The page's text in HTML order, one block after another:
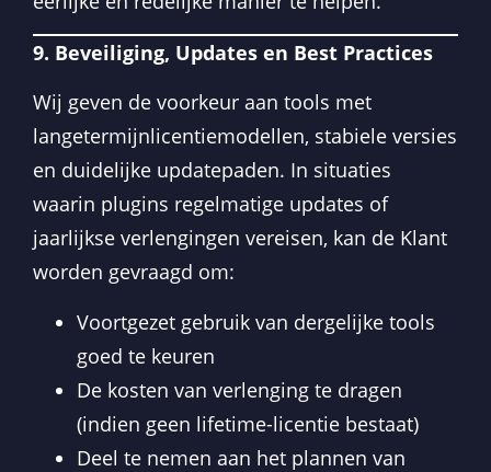
9. Beveiliging, Updates en Best Practices
Wij geven de voorkeur aan tools met
langetermijnlicentiemodellen, stabiele versies
en duidelijke updatepaden. In situaties
waarin plugins regelmatige updates of
jaarlijkse verlengingen vereisen, kan de Klant
worden gevraagd om:
Voortgezet gebruik van dergelijke tools
goed te keuren
De kosten van verlenging te dragen
(indien geen lifetime-licentie bestaat)
Deel te nemen aan het plannen van